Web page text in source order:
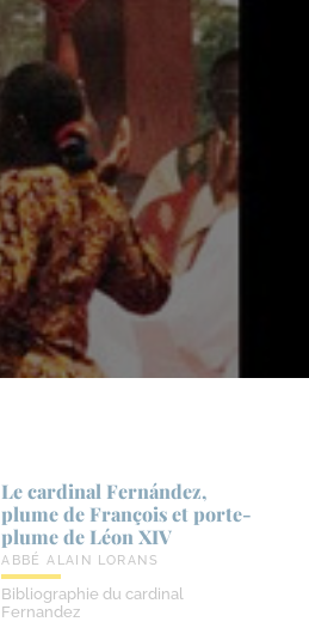
Le cardinal Fernández,
plume de François et porte-​
plume de Léon XIV
ABBÉ ALAIN LORANS
Bibliographie du cardinal
Fernandez